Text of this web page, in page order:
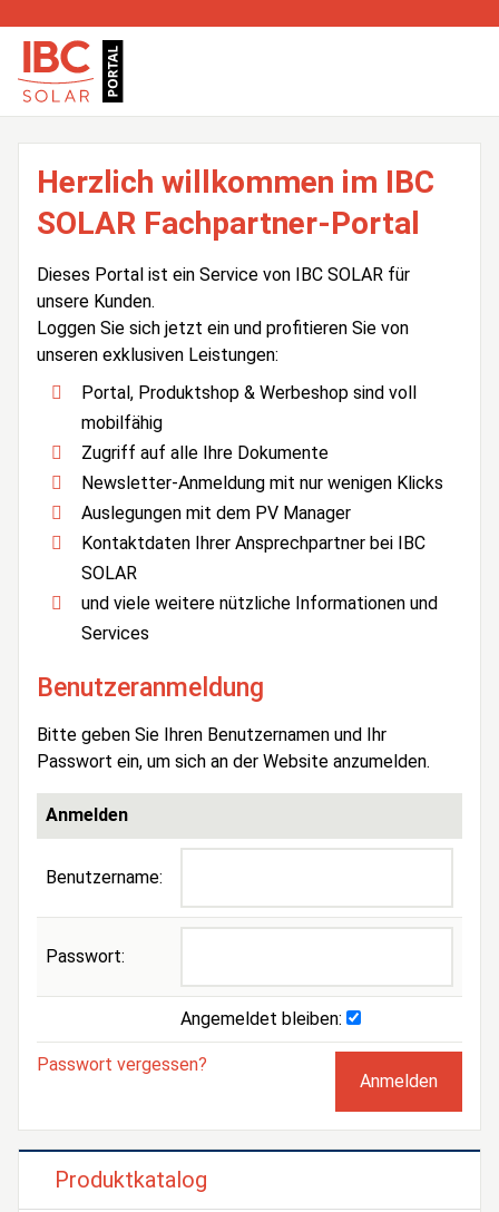
Herzlich willkommen im IBC
SOLAR Fachpartner-Portal
Dieses Portal ist ein Service von IBC SOLAR für
unsere Kunden.
Loggen Sie sich jetzt ein und profitieren Sie von
unseren exklusiven Leistungen:
Portal, Produktshop & Werbeshop sind voll
mobilfähig
Zugriff auf alle Ihre Dokumente
Newsletter-Anmeldung mit nur wenigen Klicks
Auslegungen mit dem PV Manager
Kontaktdaten Ihrer Ansprechpartner bei IBC
SOLAR
und viele weitere nützliche Informationen und
Services
Benutzeranmeldung
Bitte geben Sie Ihren Benutzernamen und Ihr
Passwort ein, um sich an der Website anzumelden.
Anmelden
Benutzername:
Passwort:
Angemeldet bleiben:
Passwort vergessen?
Produktkatalog